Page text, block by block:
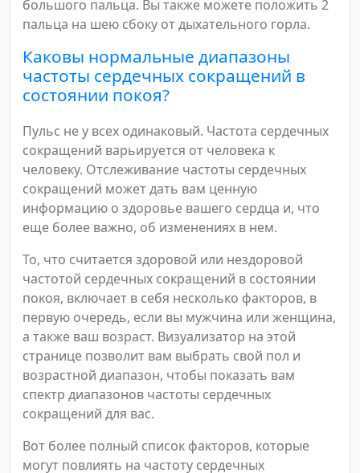
большого пальца. Вы также можете положить 2
пальца на шею сбоку от дыхательного горла.
Каковы нормальные диапазоны
частоты сердечных сокращений в
состоянии покоя?
Пульс не у всех одинаковый. Частота сердечных
сокращений варьируется от человека к
человеку. Отслеживание частоты сердечных
сокращений может дать вам ценную
информацию о здоровье вашего сердца и, что
еще более важно, об изменениях в нем.
То, что считается здоровой или нездоровой
частотой сердечных сокращений в состоянии
покоя, включает в себя несколько факторов, в
первую очередь, если вы мужчина или женщина,
а также ваш возраст. Визуализатор на этой
странице позволит вам выбрать свой пол и
возрастной диапазон, чтобы показать вам
спектр диапазонов частоты сердечных
сокращений для вас.
Вот более полный список факторов, которые
могут повлиять на частоту сердечных